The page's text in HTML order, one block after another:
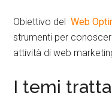
Obiettivo del Web
strumenti per
attività di web
I temi